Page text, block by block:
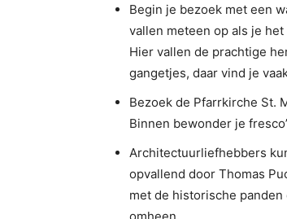
Begin je bezoek met een
vallen meteen op als je
Hier vallen de prachtige
gangetjes, daar vind je
Bezoek de Pfarrkirche St.
Binnen bewonder je
Architectuurliefhebbers
opvallend door Thomas
met de historische